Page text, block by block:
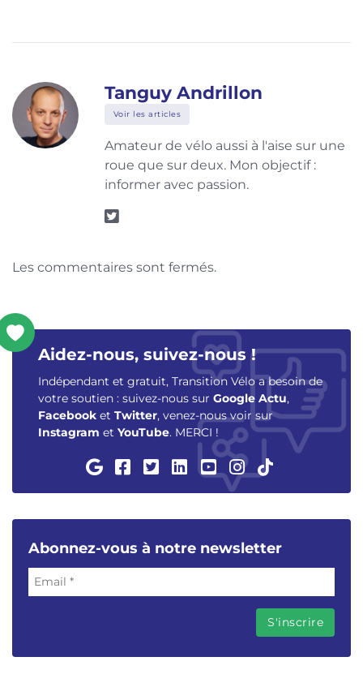
Tanguy Andrillon
Voir les articles
Amateur de vélo aussi à l'aise sur une
roue que sur deux. Mon objectif :
informer avec passion.
Les commentaires sont fermés.
Aidez-nous, suivez-nous !
Indépendant et gratuit, Transition Vélo a besoin de
votre soutien : suivez-nous sur Google Actu,
Facebook et Twitter, venez-nous voir sur
Instagram et YouTube. MERCI !
Abonnez-vous à notre newsletter